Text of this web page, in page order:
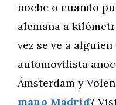
noche o cuando
alemana a
vez se ve a
automovilista
Ámsterdam y
mano Madrid?